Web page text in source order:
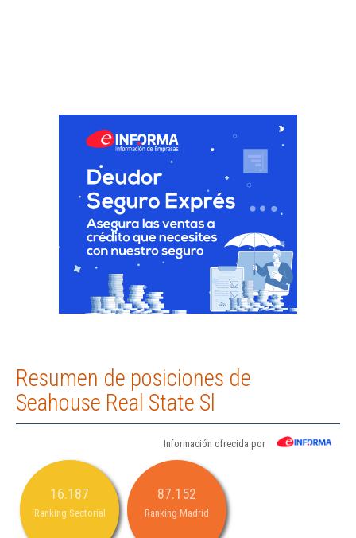
Resumen de posiciones de
Seahouse Real State Sl
Información ofrecida por
16.187
Ranking Sectorial
87.152
Ranking Madrid